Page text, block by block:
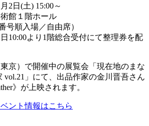
2日(土) 15:00～
館１階ホール
号順入場／自由席）
より1階総合受付にて整理券を配
京）で開催中の展覧会「現在地のまな
vol.21」にて、出品作家の金川晋吾さん
》が上映されます。
ント情報はこちら